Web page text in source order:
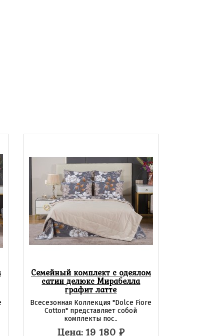
Семейный комплект с одеялом
сатин делюкс Мирабелла
графит латте
Всесезонная Коллекция "Dolce Fiore
Cotton" представляет собой
комплекты пос..
Цена: 19 180 ₽